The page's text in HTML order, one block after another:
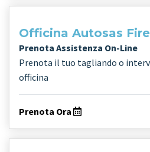
Officina Autosas
Prenota Assistenza On-Line
Prenota il tuo tagliando o
officina
Prenota Ora